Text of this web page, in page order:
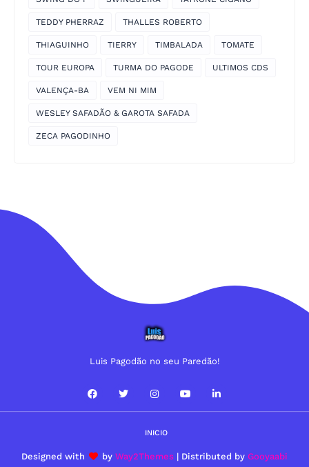
TEDDY PHERRAZ THALLES ROBERTO
THIAGUINHO TIERRY TIMBALADA TOMATE
TOUR EUROPA TURMA DO PAGODE ULTIMOS CDS
VALENÇA-BA VEM NI MIM
WESLEY SAFADÃO & GAROTA SAFADA
ZECA PAGODINHO
Luis Pagodão no seu Paredão!
INICIO
Designed with by Way2Themes | Distributed by Gooyaabi